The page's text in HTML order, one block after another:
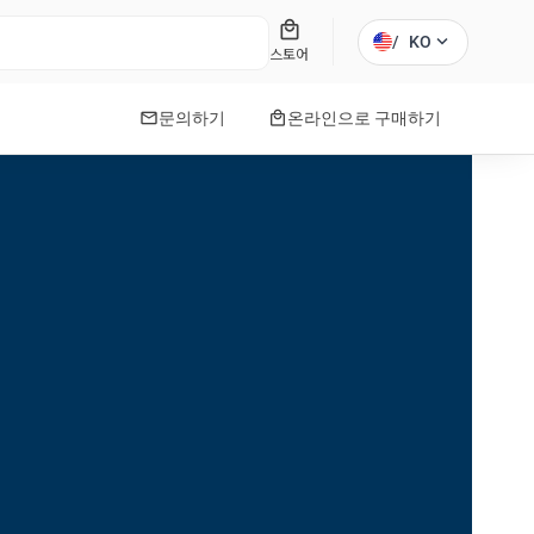
local_mall
스토어
/ KO expand_more
mail문의하기 local_mall온라인으로 구매하기